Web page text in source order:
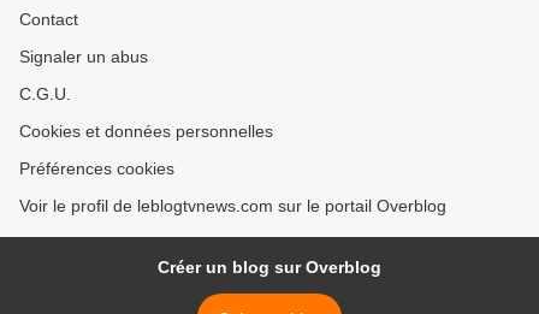
Contact
Signaler un abus
C.G.U.
Cookies et données personnelles
Préférences cookies
Voir le profil de leblogtvnews.com sur le portail Overblog
Créer un blog sur Overblog